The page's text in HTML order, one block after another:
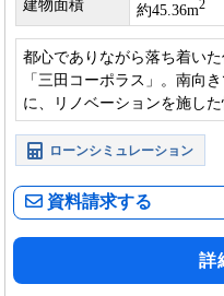
建物面積
約45.36m2
都心でありながら落ち着い
「三田コーポラス」。南向
に、リノベーションを施し
性を兼ね備え、心地よい都
ローンシミュレーション
資料請求する
詳